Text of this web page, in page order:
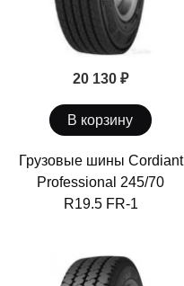
20 130 ₽
В корзину
Грузовые шины Cordiant
Professional 245/70
R19.5 FR-1